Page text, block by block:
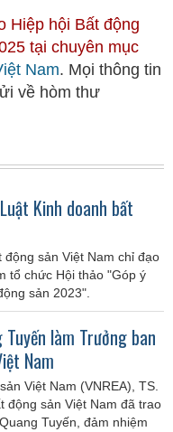
Hiệp hội Bất động
tại chuyên mục
Nam. Mọi thông tin
về hòm thư
Kinh doanh bất
động sản Việt Nam chỉ đạo
tổ chức Hội thảo "Góp ý
sản 2023".
Tuyến làm Trưởng ban
Nam
Việt Nam (VNREA), TS.
động sản Việt Nam đã trao
Tuyến, đảm nhiệm